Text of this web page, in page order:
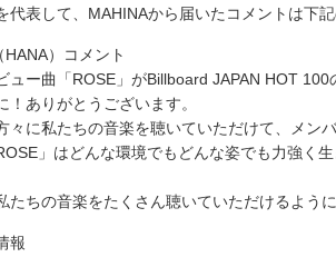
表して、MAHINAから届いたコメントは下記
）コメント
ュー曲「ROSE」がBillboard JAPAN HOT 100
！ありがとうございます。
々に私たちの音楽を聴いていただけて、メン
」はどんな環境でもどんな姿でも力強く
たちの音楽をたくさん聴いていただけるよう
報